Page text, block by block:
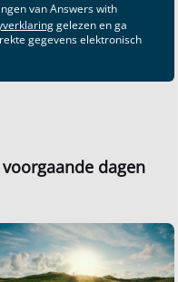
van Answers with
gelezen en ga
gegevens elektronisch
dagen